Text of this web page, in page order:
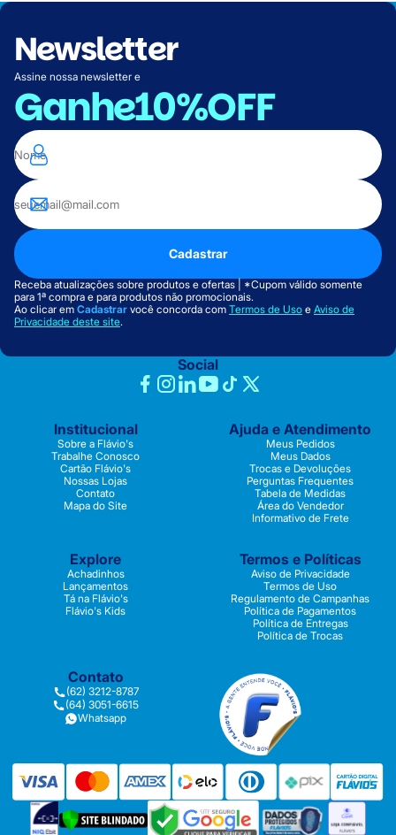
Newsletter
Assine nossa newsletter e
Ganhe10%OFF
Cadastrar
Receba atualizações sobre produtos e ofertas | *Cupom válido somente
para 1ª compra e para produtos não promocionais.
Ao clicar em Cadastrar você concorda com Termos de Uso e Aviso de
Privacidade deste site.
Social
Institucional
Sobre a Flávio's
Trabalhe Conosco
Cartão Flávio's
Nossas Lojas
Contato
Mapa do Site
Ajuda e Atendimento
Meus Pedidos
Meus Dados
Trocas e Devoluções
Perguntas Frequentes
Tabela de Medidas
Área do Vendedor
Informativo de Frete
Explore
Achadinhos
Lançamentos
Tá na Flávio's
Flávio's Kids
Termos e Políticas
Aviso de Privacidade
Termos de Uso
Regulamento de Campanhas
Política de Pagamentos
Política de Entregas
Política de Trocas
Contato
(62) 3212-8787
(64) 3051-6615
Whatsapp